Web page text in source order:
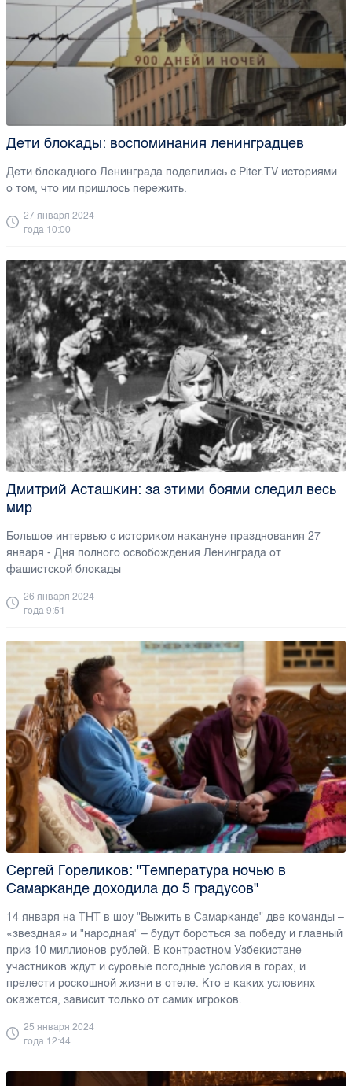
Дети блокады: воспоминания ленинградцев
Дети блокадного Ленинграда поделились с Piter.TV историями
о том, что им пришлось пережить.
27 января 2024
года 10:00
Дмитрий Асташкин: за этими боями следил весь
мир
Большое интервью с историком накануне празднования 27
января - Дня полного освобождения Ленинграда от
фашистской блокады
26 января 2024
года 9:51
Сергей Гореликов: "Температура ночью в
Самарканде доходила до 5 градусов"
14 января на ТНТ в шоу "Выжить в Самарканде" две команды –
«звездная» и "народная" – будут бороться за победу и главный
приз 10 миллионов рублей. В контрастном Узбекистане
участников ждут и суровые погодные условия в горах, и
прелести роскошной жизни в отеле. Кто в каких условиях
окажется, зависит только от самих игроков.
25 января 2024
года 12:44